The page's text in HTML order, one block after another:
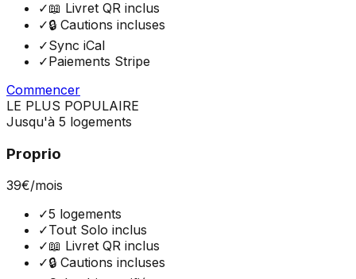
✓📖 Livret QR inclus
✓🔒 Cautions incluses
✓Sync iCal
✓Paiements Stripe
Commencer
LE PLUS POPULAIRE
Jusqu'à 5 logements
Proprio
39€/mois
✓5 logements
✓Tout Solo inclus
✓📖 Livret QR inclus
✓🔒 Cautions incluses